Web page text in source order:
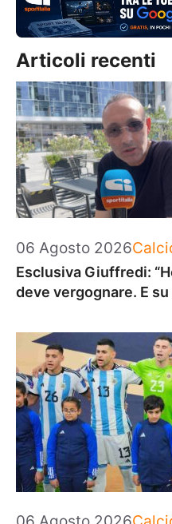
Articoli recenti
06 Agosto 2026
Esclusiva Giuffredi:
deve vergognare. E